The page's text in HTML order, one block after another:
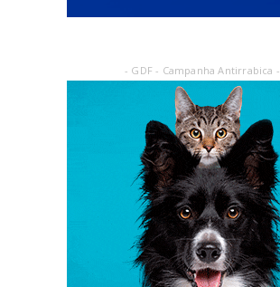
- GDF - Campanha Antirrabica -